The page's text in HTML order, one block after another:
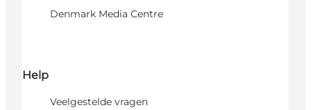
Denmark Media Centre
Help
Veelgestelde vragen